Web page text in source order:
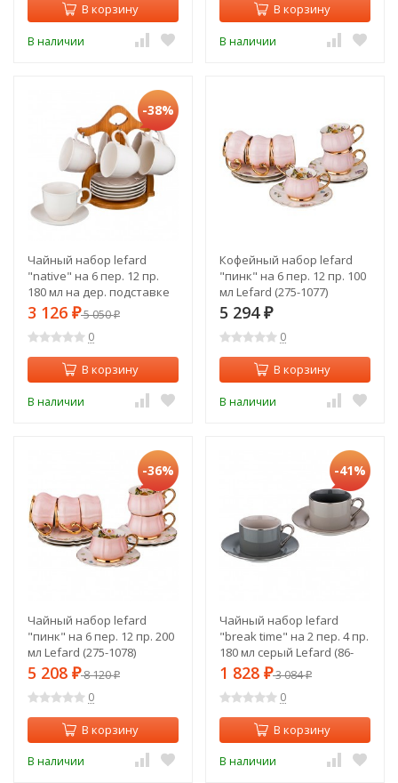
В корзину
В наличии
В корзину
В наличии
-38%
Чайный набор lefard
"native" на 6 пер. 12 пр.
180 мл на дер. подставке
Lefard (587-109)
3 126 ₽5 050₽
0
В корзину
В наличии
Кофейный набор lefard
"пинк" на 6 пер. 12 пр. 100
мл Lefard (275-1077)
5 294 ₽
0
В корзину
В наличии
-36%
Чайный набор lefard
"пинк" на 6 пер. 12 пр. 200
мл Lefard (275-1078)
5 208 ₽8 120₽
0
В корзину
В наличии
-41%
Чайный набор lefard
"break time" на 2 пер. 4 пр.
180 мл серый Lefard (86-
2280)
1 828 ₽3 084₽
0
В корзину
В наличии